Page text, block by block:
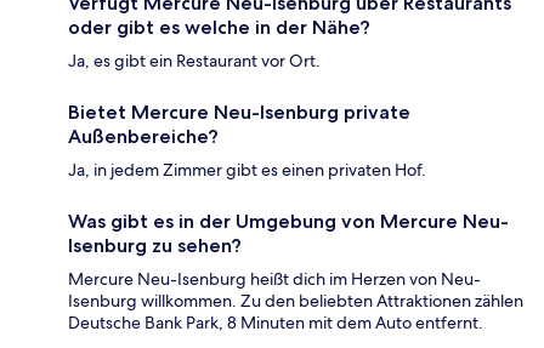
oder gibt es welche in der Nähe?
Ja, es gibt ein Restaurant vor Ort.
Bietet Mercure Neu-Isenburg private
Außenbereiche?
Ja, in jedem Zimmer gibt es einen privaten Hof.
Was gibt es in der Umgebung von Mercure Neu-
Isenburg zu sehen?
Mercure Neu-Isenburg heißt dich im Herzen von Neu-
Isenburg willkommen. Zu den beliebten Attraktionen zählen
Deutsche Bank Park, 8 Minuten mit dem Auto entfernt.